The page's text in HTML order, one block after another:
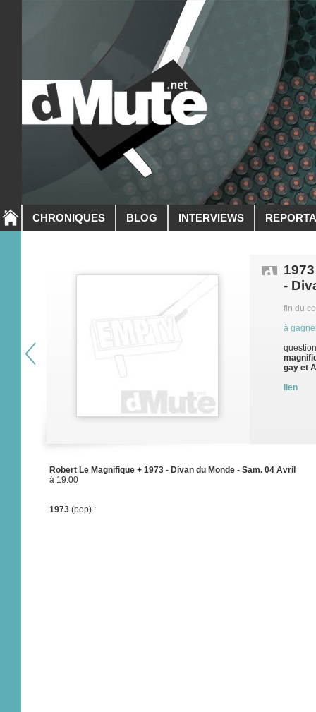
CHRONIQUES BLOG INTERVIEWS
-
fin du
à
gay et
lien
Robert Le Magnifique + 1973 - Divan du Monde - Sam. 04 Avril
à 19:00
1973 (pop) :